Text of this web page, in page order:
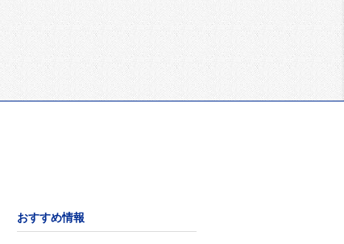
おすすめ情報